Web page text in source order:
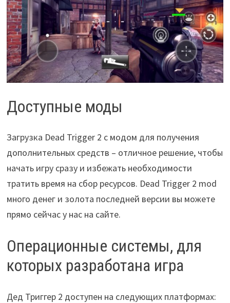
Доступные моды
Загрузка Dead Trigger 2 с модом для получения
дополнительных средств – отличное решение, чтобы
начать игру сразу и избежать необходимости
тратить время на сбор ресурсов. Dead Trigger 2 mod
много денег и золота последней версии вы можете
прямо сейчас у нас на сайте.
Операционные системы, для
которых разработана игра
Дед Триггер 2 доступен на следующих платформах: